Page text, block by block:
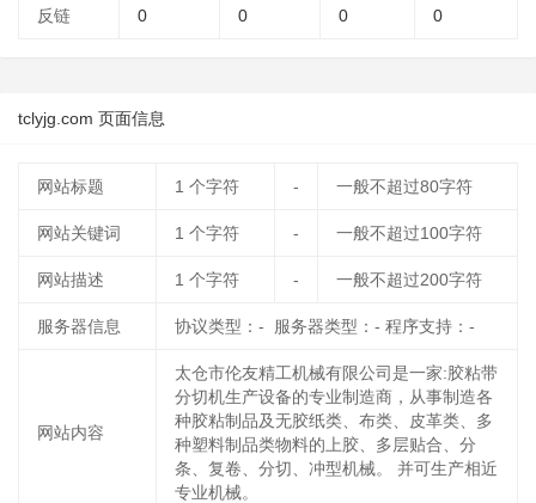
反链 0 0 0 0
tclyjg.com 页面信息
网站标题 1 个字符 - 一般不超过80字符
网站关键词 1 个字符 - 一般不超过100字符
网站描述 1 个字符 - 一般不超过200字符
服务器信息 协议类型：- 服务器类型：- 程序支持：-
网站内容
太仓市伦友精工机械有限公司是一家:胶粘带
分切机生产设备的专业制造商，从事制造各
种胶粘制品及无胶纸类、布类、皮革类、多
种塑料制品类物料的上胶、多层贴合、分
条、复卷、分切、冲型机械。 并可生产相近
专业机械。